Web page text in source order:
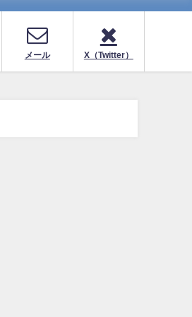
メール X（Twitter）